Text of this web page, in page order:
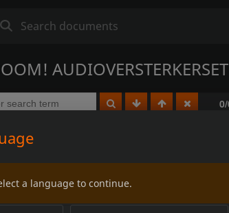
AUDIOVERSTERKERSET
a language to continue.